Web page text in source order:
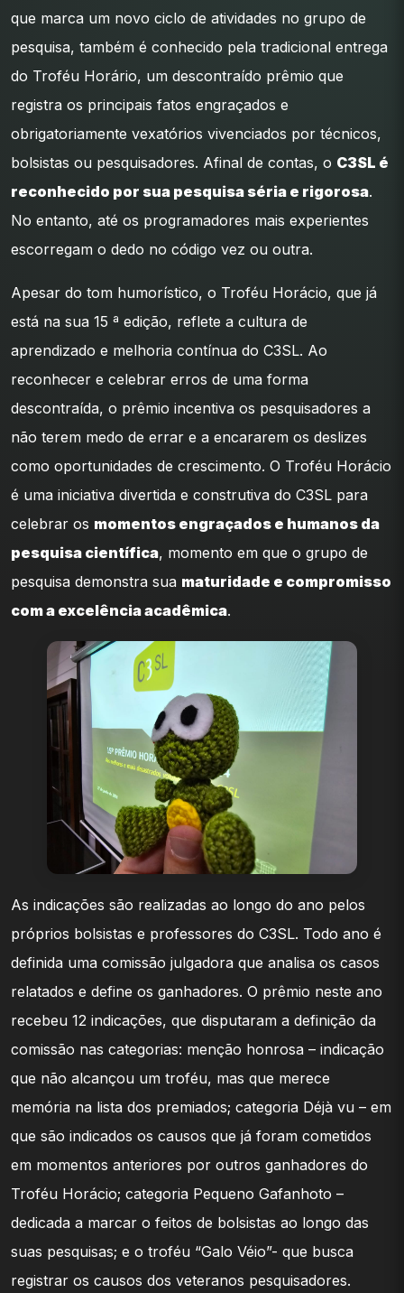
que marca um novo ciclo de atividades no grupo de
pesquisa, também é conhecido pela tradicional entrega
do Troféu Horário, um descontraído prêmio que
registra os principais fatos engraçados e
obrigatoriamente vexatórios vivenciados por técnicos,
bolsistas ou pesquisadores. Afinal de contas, o C3SL é
reconhecido por sua pesquisa séria e rigorosa.
No entanto, até os programadores mais experientes
escorregam o dedo no código vez ou outra.
Apesar do tom humorístico, o Troféu Horácio, que já
está na sua 15 ª edição, reflete a cultura de
aprendizado e melhoria contínua do C3SL. Ao
reconhecer e celebrar erros de uma forma
descontraída, o prêmio incentiva os pesquisadores a
não terem medo de errar e a encararem os deslizes
como oportunidades de crescimento. O Troféu Horácio
é uma iniciativa divertida e construtiva do C3SL para
celebrar os momentos engraçados e humanos da
pesquisa científica, momento em que o grupo de
pesquisa demonstra sua maturidade e compromisso
com a excelência acadêmica.
As indicações são realizadas ao longo do ano pelos
próprios bolsistas e professores do C3SL. Todo ano é
definida uma comissão julgadora que analisa os casos
relatados e define os ganhadores. O prêmio neste ano
recebeu 12 indicações, que disputaram a definição da
comissão nas categorias: menção honrosa – indicação
que não alcançou um troféu, mas que merece
memória na lista dos premiados; categoria Déjà vu – em
que são indicados os causos que já foram cometidos
em momentos anteriores por outros ganhadores do
Troféu Horácio; categoria Pequeno Gafanhoto –
dedicada a marcar o feitos de bolsistas ao longo das
suas pesquisas; e o troféu “Galo Véio”- que busca
registrar os causos dos veteranos pesquisadores.